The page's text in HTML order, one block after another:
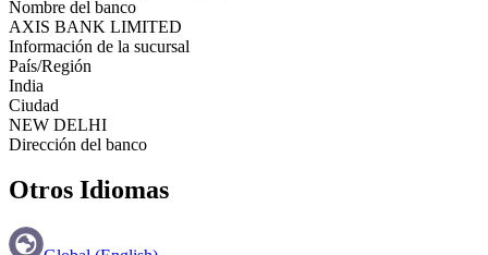
Nombre del banco
AXIS BANK LIMITED
Información de la sucursal
País/Región
India
Ciudad
NEW DELHI
Dirección del banco
Otros Idiomas